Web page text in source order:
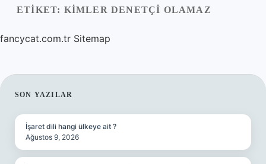
Yasal Uyarı
Hakkımızda
ETIKET: KIMLER DENETÇI OLAMAZ
fancycat.com.tr Sitemap
SIDEBAR
SON YAZILAR
İşaret dili hangi ülkeye ait ?
Ağustos 9, 2026